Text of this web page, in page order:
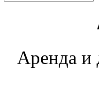
Аренда и